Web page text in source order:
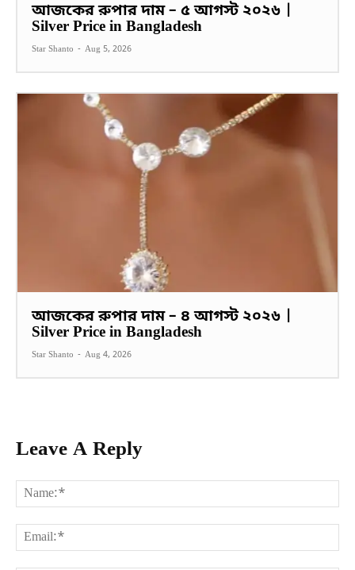
আজকের রুপার দাম – ৫ আগস্ট ২০২৬ |
Silver Price in Bangladesh
Star Shanto - Aug 5, 2026
আজকের রুপার দাম – ৪ আগস্ট ২০২৬ |
Silver Price in Bangladesh
Star Shanto - Aug 4, 2026
Leave A Reply